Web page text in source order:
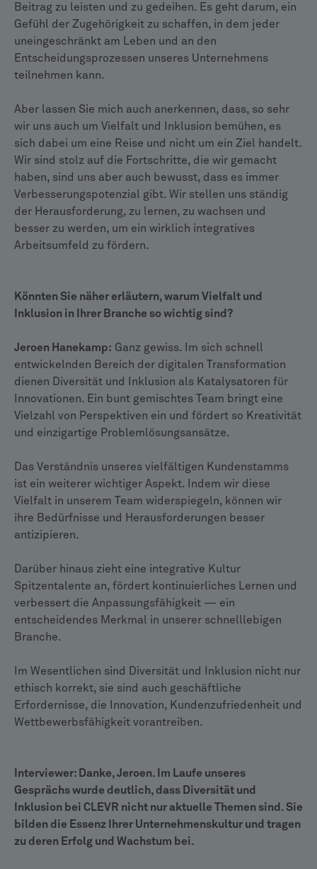
Beitrag zu leisten und zu gedeihen. Es geht darum, ein
Gefühl der Zugehörigkeit zu schaffen, in dem jeder
uneingeschränkt am Leben und an den
Entscheidungsprozessen unseres Unternehmens
teilnehmen kann.
Aber lassen Sie mich auch anerkennen, dass, so sehr
wir uns auch um Vielfalt und Inklusion bemühen, es
sich dabei um eine Reise und nicht um ein Ziel handelt.
Wir sind stolz auf die Fortschritte, die wir gemacht
haben, sind uns aber auch bewusst, dass es immer
Verbesserungspotenzial gibt. Wir stellen uns ständig
der Herausforderung, zu lernen, zu wachsen und
besser zu werden, um ein wirklich integratives
Arbeitsumfeld zu fördern.
Könnten Sie näher erläutern, warum Vielfalt und
Inklusion in Ihrer Branche so wichtig sind?
Jeroen Hanekamp: Ganz gewiss. Im sich schnell
entwickelnden Bereich der digitalen Transformation
dienen Diversität und Inklusion als Katalysatoren für
Innovationen. Ein bunt gemischtes Team bringt eine
Vielzahl von Perspektiven ein und fördert so Kreativität
und einzigartige Problemlösungsansätze.
Das Verständnis unseres vielfältigen Kundenstamms
ist ein weiterer wichtiger Aspekt. Indem wir diese
Vielfalt in unserem Team widerspiegeln, können wir
ihre Bedürfnisse und Herausforderungen besser
antizipieren.
Darüber hinaus zieht eine integrative Kultur
Spitzentalente an, fördert kontinuierliches Lernen und
verbessert die Anpassungsfähigkeit — ein
entscheidendes Merkmal in unserer schnelllebigen
Branche.
Im Wesentlichen sind Diversität und Inklusion nicht nur
ethisch korrekt, sie sind auch geschäftliche
Erfordernisse, die Innovation, Kundenzufriedenheit und
Wettbewerbsfähigkeit vorantreiben.
Interviewer: Danke, Jeroen. Im Laufe unseres
Gesprächs wurde deutlich, dass Diversität und
Inklusion bei CLEVR nicht nur aktuelle Themen sind. Sie
bilden die Essenz Ihrer Unternehmenskultur und tragen
zu deren Erfolg und Wachstum bei.